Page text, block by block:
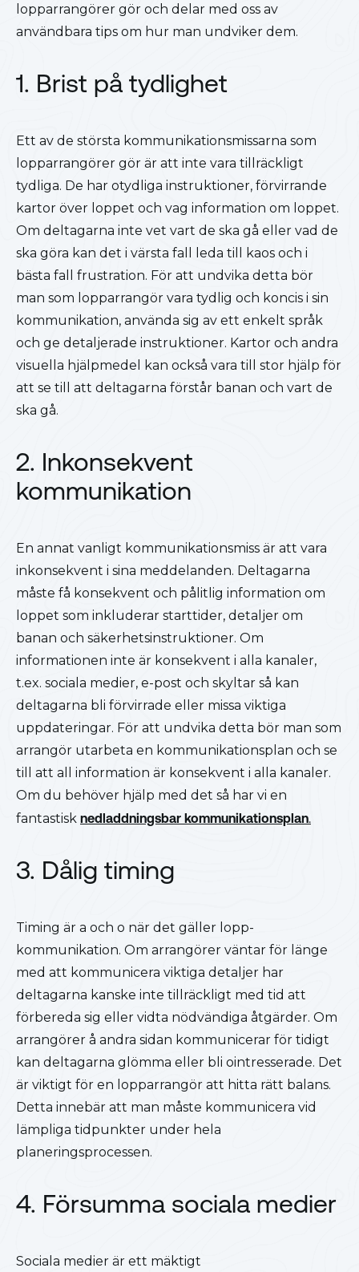
lopparrangörer gör och delar med oss av
användbara tips om hur man undviker dem.
1. Brist på tydlighet
Ett av de största kommunikationsmissarna som
lopparrangörer gör är att inte vara tillräckligt
tydliga. De har otydliga instruktioner, förvirrande
kartor över loppet och vag information om loppet.
Om deltagarna inte vet vart de ska gå eller vad de
ska göra kan det i värsta fall leda till kaos och i
bästa fall frustration. För att undvika detta bör
man som lopparrangör vara tydlig och koncis i sin
kommunikation, använda sig av ett enkelt språk
och ge detaljerade instruktioner. Kartor och andra
visuella hjälpmedel kan också vara till stor hjälp för
att se till att deltagarna förstår banan och vart de
ska gå.
2. Inkonsekvent
kommunikation
En annat vanligt kommunikationsmiss är att vara
inkonsekvent i sina meddelanden. Deltagarna
måste få konsekvent och pålitlig information om
loppet som inkluderar starttider, detaljer om
banan och säkerhetsinstruktioner. Om
informationen inte är konsekvent i alla kanaler,
t.ex. sociala medier, e-post och skyltar så kan
deltagarna bli förvirrade eller missa viktiga
uppdateringar. För att undvika detta bör man som
arrangör utarbeta en kommunikationsplan och se
till att all information är konsekvent i alla kanaler.
Om du behöver hjälp med det så har vi en
fantastisk nedladdningsbar kommunikationsplan.
3. Dålig timing
Timing är a och o när det gäller lopp-
kommunikation. Om arrangörer väntar för länge
med att kommunicera viktiga detaljer har
deltagarna kanske inte tillräckligt med tid att
förbereda sig eller vidta nödvändiga åtgärder. Om
arrangörer å andra sidan kommunicerar för tidigt
kan deltagarna glömma eller bli ointresserade. Det
är viktigt för en lopparrangör att hitta rätt balans.
Detta innebär att man måste kommunicera vid
lämpliga tidpunkter under hela
planeringsprocessen.
4. Försumma sociala medier
Sociala medier är ett mäktigt